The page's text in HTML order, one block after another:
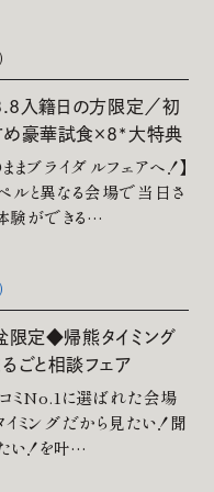
い合わせ
入籍日の方限定／初
め豪華試食×8*大特典
まブライダルフェアへ！】
ルと異なる会場で当日さ
験ができる…
定◆帰熊タイミング
ごと相談フェア
コミNo.1に選ばれた会場
ミングだから見たい！聞
い！を叶…